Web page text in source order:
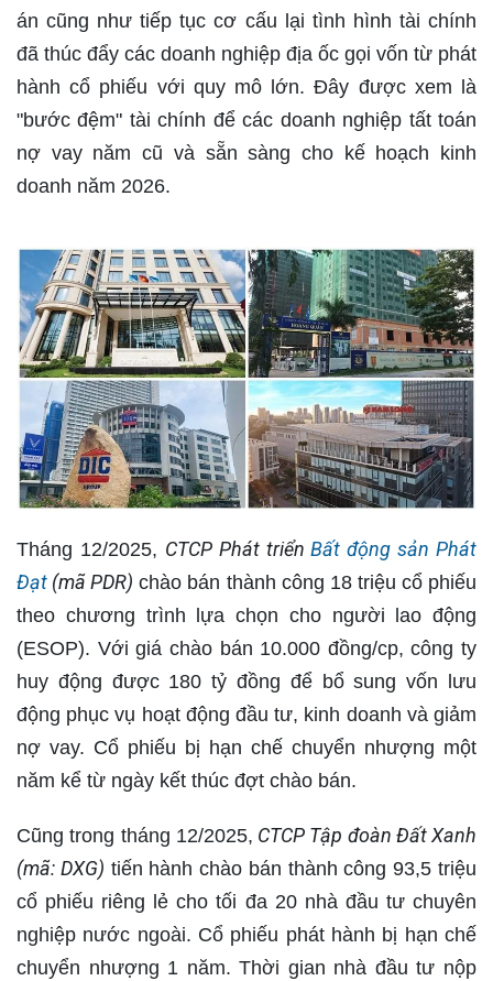
án cũng như tiếp tục cơ cấu lại tình hình tài chính
đã thúc đẩy các doanh nghiệp địa ốc gọi vốn từ phát
hành cổ phiếu với quy mô lớn. Đây được xem là
"bước đệm" tài chính để các doanh nghiệp tất toán
nợ vay năm cũ và sẵn sàng cho kế hoạch kinh
doanh năm 2026.
Tháng 12/2025, CTCP Phát triểnBất động sản Phát
Đạt (mã PDR) chào bán thành công 18 triệu cổ phiếu
theo chương trình lựa chọn cho người lao động
(ESOP). Với giá chào bán 10.000 đồng/cp, công ty
huy động được 180 tỷ đồng để bổ sung vốn lưu
động phục vụ hoạt động đầu tư, kinh doanh và giảm
nợ vay. Cổ phiếu bị hạn chế chuyển nhượng một
năm kể từ ngày kết thúc đợt chào bán.
Cũng trong tháng 12/2025, CTCP Tập đoàn Đất Xanh
(mã: DXG) tiến hành chào bán thành công 93,5 triệu
cổ phiếu riêng lẻ cho tối đa 20 nhà đầu tư chuyên
nghiệp nước ngoài. Cổ phiếu phát hành bị hạn chế
chuyển nhượng 1 năm. Thời gian nhà đầu tư nộp